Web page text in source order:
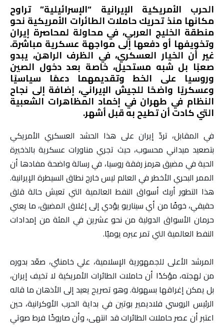
الحرب الأمريكية الإيرانية “الإسرائيلية” تراوح
مكانها منذ تحريك حاملات الطائرات الأمريكية نحو
منطقة الخليج العربي، في محاولة لمحاصرة إيران
وتخويفها أو دفعها إلى مواجهة عسكرية مباشرة.
غير أن الخيار العسكري، في الظرف الراهن، يبدو
صعبًا بل شبه مستحيل، خاصة بعد دخول الصين
وروسيا على الخط وتقديمهما دعمًا سياسيًا
وعسكريًا واضحًا للجيش الإيراني، إضافة إلى نجاح
النظام في طهران في إخماد المظاهرات الشعبية
التي كادت أن تطيح به قبل أشهر.
في المقابل، تردّ إيران على هذا الحشد العسكري الأمريكي
بتصعيد ميداني محسوب، حيث تجري مناورات عسكرية بالذخيرة
الحية في مضيق هرمز رفقة روسيا، في رسالة واضحة مفادها أن
الممر البحري الأخطر في العالم ليس خارج نطاق السيطرة الإيرانية.
هذا التطور أربك أسواق النفط العالمية التي تعيش حالة قلق
حقيقي، خوفًا من أي سيناريو يؤدي إلى إغلاق المضيق، ما يعني
حرمان الأسواق الدولية من نحو عشرين في المئة من إمدادات
النفط العالمية التي تمر عبره يوميًا.
المرشد الأعلى للجمهورية الإسلامية، علي خامنئي، صعّد بدوره
من لهجته، مؤكدًا أن حاملات الطائرات الأمريكية لا تخيف إيران،
بل يمكن إغراقها بسهولة. وهو تصريح يعيد إلى الأذهان ما قاله
الرئيس الروسي فلاديمير بوتين في بداية الحرب الأوكرانية، حين
اعتبر أن عصر حاملات الطائرات قد انتهى، وأن صاروخًا فرط صوتي